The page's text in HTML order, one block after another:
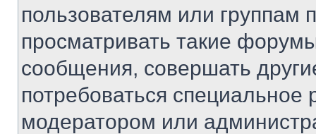
пользователям или группам
просматривать такие
сообщения, совершать
потребоваться
модератором или